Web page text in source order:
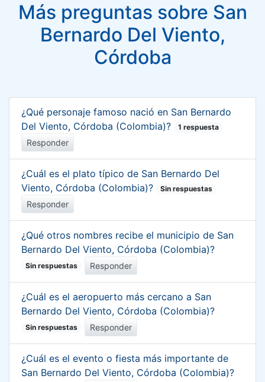
Más preguntas sobre San
Bernardo Del Viento,
Córdoba
¿Qué personaje famoso nació en San Bernardo
Del Viento, Córdoba (Colombia)?
1 respuesta
Responder
¿Cuál es el plato típico de San Bernardo Del
Viento, Córdoba (Colombia)?
Sin respuestas
Responder
¿Qué otros nombres recibe el municipio de San
Bernardo Del Viento, Córdoba (Colombia)?
Sin respuestas Responder
¿Cuál es el aeropuerto más cercano a San
Bernardo Del Viento, Córdoba (Colombia)?
Sin respuestas Responder
¿Cuál es el evento o fiesta más importante de
San Bernardo Del Viento, Córdoba (Colombia)?